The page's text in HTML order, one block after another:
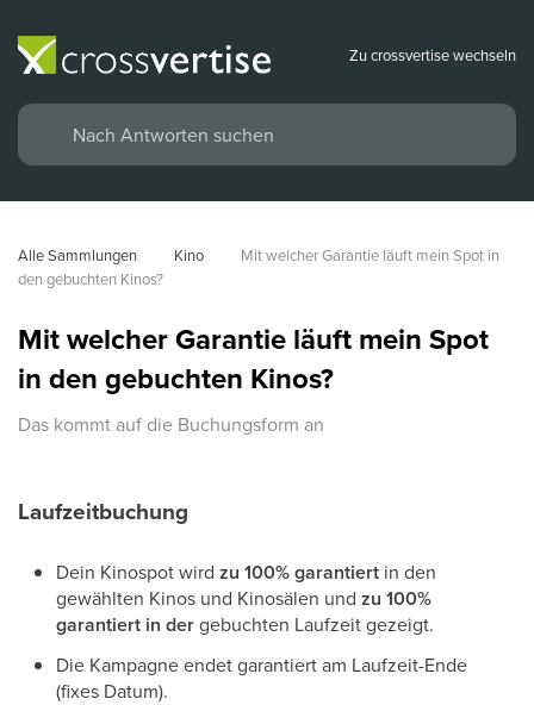
Zu crossvertise wechseln
Alle Sammlungen Kino
Mit welcher Garantie läuft mein Spot in
den gebuchten Kinos?
Mit welcher Garantie läuft mein Spot
in den gebuchten Kinos?
Das kommt auf die Buchungsform an
Laufzeitbuchung
Dein Kinospot wird zu 100% garantiert in den
gewählten Kinos und Kinosälen und zu 100%
garantiert in dergebuchten Laufzeit gezeigt.
Die Kampagne endet garantiert am Laufzeit-Ende
(fixes Datum).